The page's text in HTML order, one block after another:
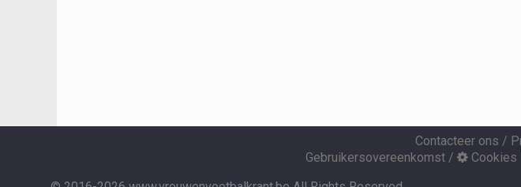
Contacteer ons /
Gebruikersovereenkomst / Cookies